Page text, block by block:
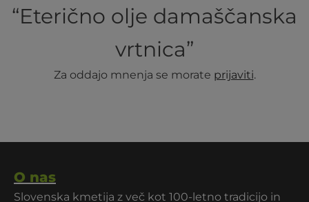
“Eterično olje damaščanska
vrtnica”
Za oddajo mnenja se morate prijaviti.
O nas
Slovenska kmetija z več kot 100-letno tradicijo in